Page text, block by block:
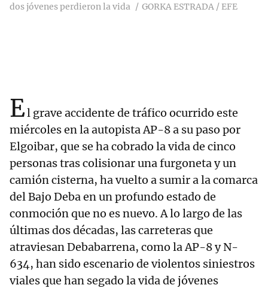
dos jóvenes perdieron la vida
GORKA ESTRADA / EFE
El grave accidente de tráfico ocurrido este
miércoles en la autopista AP-8 a su paso por
Elgoibar, que se ha cobrado la vida de cinco
personas tras colisionar una furgoneta y un
camión cisterna, ha vuelto a sumir a la comarca
del Bajo Deba en un profundo estado de
conmoción que no es nuevo. A lo largo de las
últimas dos décadas, las carreteras que
atraviesan Debabarrena, como la AP-8 y N-
634, han sido escenario de violentos siniestros
viales que han segado la vida de jóvenes